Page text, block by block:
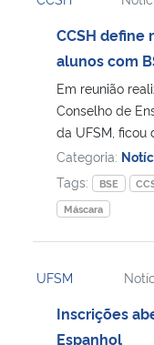
CCSH define
alunos com
Em reunião
Conselho de
da UFSM, ficou
Categoria:
Tags:
BSE
Máscara
UFSM
Inscrições
Espanhol